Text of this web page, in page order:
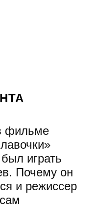
фильме
играть
Почему он
и режиссер